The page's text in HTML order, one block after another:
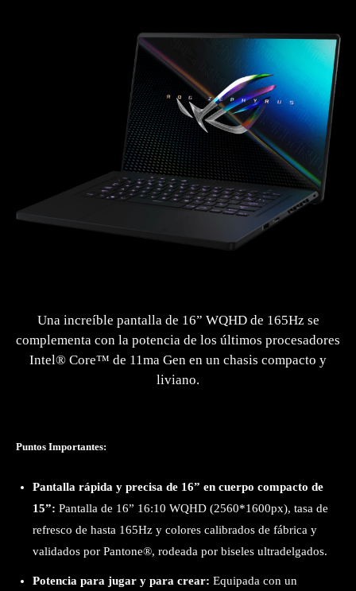
Una increíble pantalla de 16” WQHD de 165Hz se
complementa con la potencia de los últimos procesadores
Intel® Core™ de 11ma Gen en un chasis compacto y
liviano.
Puntos Importantes:
Pantalla rápida y precisa de 16” en cuerpo compacto de
15”: Pantalla de 16” 16:10 WQHD (2560*1600px), tasa de
refresco de hasta 165Hz y colores calibrados de fábrica y
validados por Pantone®, rodeada por biseles ultradelgados.
Potencia para jugar y para crear: Equipada con un